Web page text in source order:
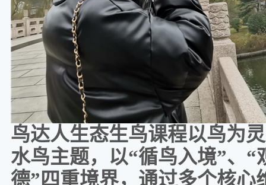
鸟达人生态生鸟课程以鸟为
水鸟主题，以“循鸟入境”、“
德”四重境界，通过多个核